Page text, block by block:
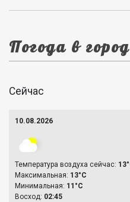
Погода в
Сейчас
10.08.2026
Температура воздуха сейчас:
Максимальная: 13°C
Минимальная: 11°C
Восход: 02:45